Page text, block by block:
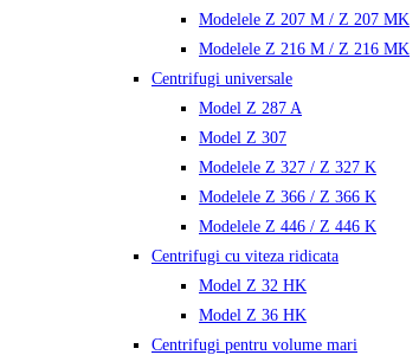
Modelele Z 207 M / Z 207 MK
Modelele Z 216 M / Z 216 MK
Centrifugi universale
Model Z 287 A
Model Z 307
Modelele Z 327 / Z 327 K
Modelele Z 366 / Z 366 K
Modelele Z 446 / Z 446 K
Centrifugi cu viteza ridicata
Model Z 32 HK
Model Z 36 HK
Centrifugi pentru volume mari